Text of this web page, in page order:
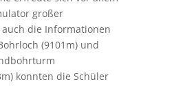
großer
die Informationen
(9101m) und
konnten die Schüler